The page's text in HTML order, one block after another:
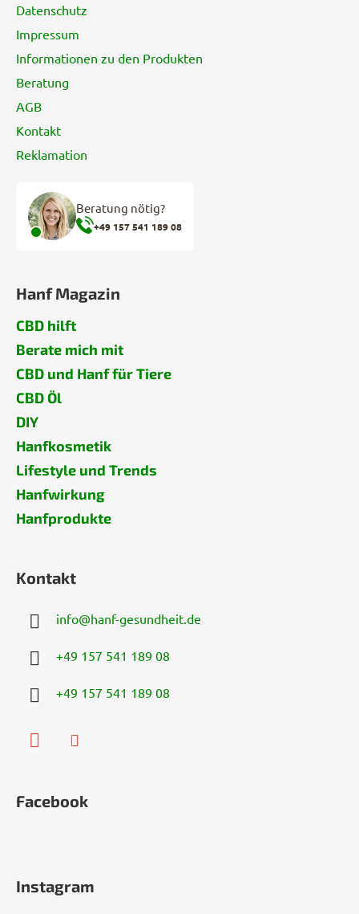
Datenschutz
Impressum
Informationen zu den Produkten
Beratung
AGB
Kontakt
Reklamation
Beratung nötig?
+49 157 541 189 08
Hanf Magazin
CBD hilft
Berate mich mit
CBD und Hanf für Tiere
CBD Öl
DIY
Hanfkosmetik
Lifestyle und Trends
Hanfwirkung
Hanfprodukte
Kontakt
info@hanf-gesundheit.de
+49 157 541 189 08
+49 157 541 189 08
Facebook
Instagram